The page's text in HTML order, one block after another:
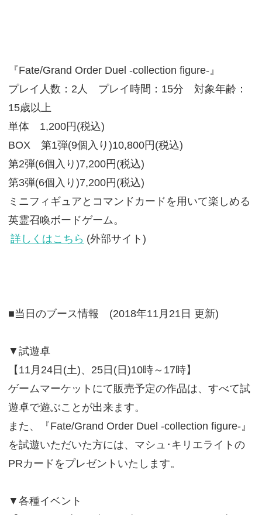
『Fate/Grand Order Duel -collection figure-』
プレイ人数：2人 プレイ時間：15分 対象年齢：
15歳以上
単体 1,200円(税込)
BOX 第1弾(9個入り)10,800円(税込)
第2弾(6個入り)7,200円(税込)
第3弾(6個入り)7,200円(税込)
ミニフィギュアとコマンドカードを用いて楽しめる
英霊召喚ボードゲーム。
詳しくはこちら (外部サイト)
■当日のブース情報 (2018年11月21日 更新)
▼試遊卓
【11月24日(土)、25日(日)10時～17時】
ゲームマーケットにて販売予定の作品は、すべて試
遊卓で遊ぶことが出来ます。
また、『Fate/Grand Order Duel -collection figure-』
を試遊いただいた方には、マシュ･キリエライトの
PRカードをプレゼントいたします。
▼各種イベント